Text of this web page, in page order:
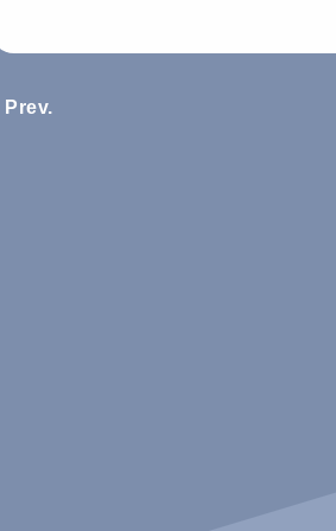
Prev.